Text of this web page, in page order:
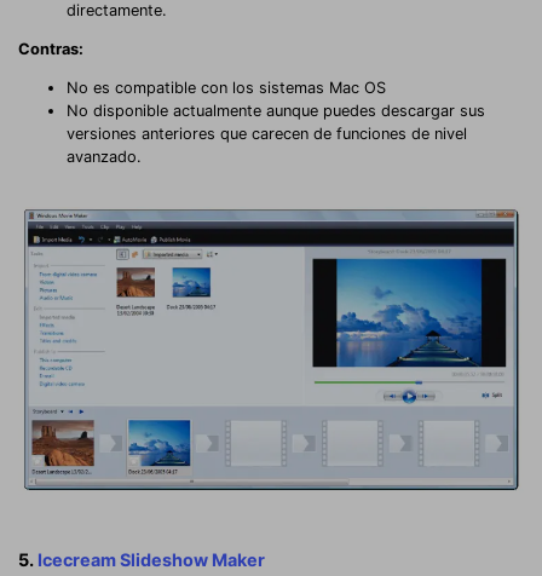
directamente.
Contras:
No es compatible con los sistemas Mac OS
No disponible actualmente aunque puedes descargar sus
versiones anteriores que carecen de funciones de nivel
avanzado.
5. Icecream Slideshow Maker